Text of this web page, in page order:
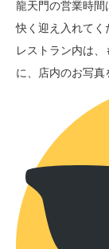
龍天門の営業時間
快く迎え入れてく
レストラン内は
に、店内のお写真